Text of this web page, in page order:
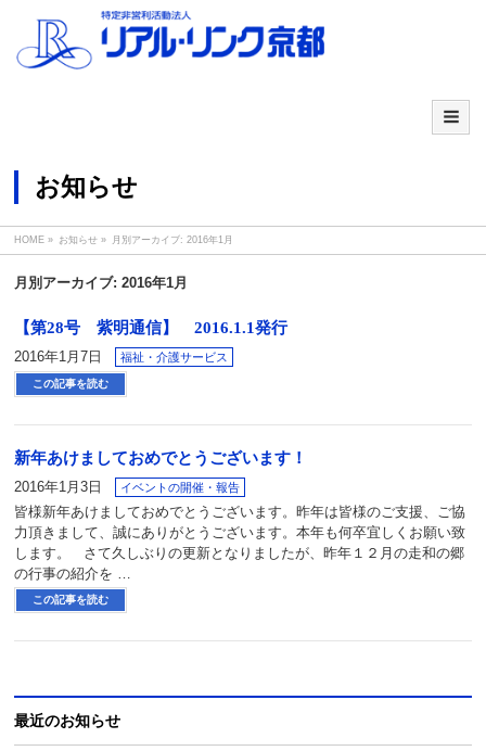
お知らせ
HOME » お知らせ » 月別アーカイブ: 2016年1月
月別アーカイブ: 2016年1月
【第28号 紫明通信】 2016.1.1発行
2016年1月7日 福祉・介護サービス
この記事を読む
新年あけましておめでとうございます！
2016年1月3日 イベントの開催・報告
皆様新年あけましておめでとうございます。昨年は皆様のご支援、ご協
力頂きまして、誠にありがとうございます。本年も何卒宜しくお願い致
します。 さて久しぶりの更新となりましたが、昨年１２月の走和の郷
の行事の紹介を …
この記事を読む
最近のお知らせ